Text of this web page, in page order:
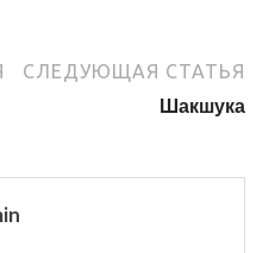
СЛЕДУЮЩАЯ СТАТЬЯ
Шакшука